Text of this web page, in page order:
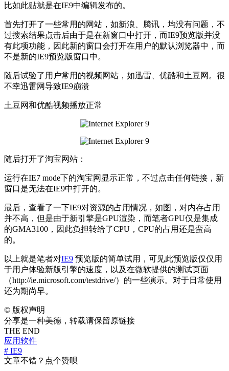
比如此贴就是在IE9中编辑发布的。
首先打开了一些常用的网站，如新浪、腾讯，均没有问题，不
过搜索结果点击后由于是在新窗口中打开，而IE9预览版并没
有此项功能，因此新的窗口会打开在用户的默认浏览器中，而
不是新的IE9预览版窗口中。
随后试验了用户常用的视频网站，如迅雷、优酷和土豆网。很
不幸迅雷网导致IE9崩溃
土豆网和优酷视频播放正常
随后打开了淘宝网站：
运行在IE7 mode下的淘宝网显示正常，不过点击任何链接，新
窗口是无法在IE9中打开的。
最后，查看了一下IE9对资源的占用情况，如图，对内存占用
并不高，但是由于新引擎是GPU渲染，而笔者GPU仅是集成
的GMA3100，因此负担转给了CPU，CPU的占用还是蛮高
的。
以上就是笔者对IE9 预览版的简单试用，可见此预览版仅仅用
于用户体验新版引擎的速度，以及在微软提供的测试页面
（http://ie.microsoft.com/testdrive/）的一些演示。对于日常使用
还为期尚早。
© 版权声明
分享是一种美德，转载请保留原链接
THE END
应用软件
# IE9
文章不错？点个赞呗